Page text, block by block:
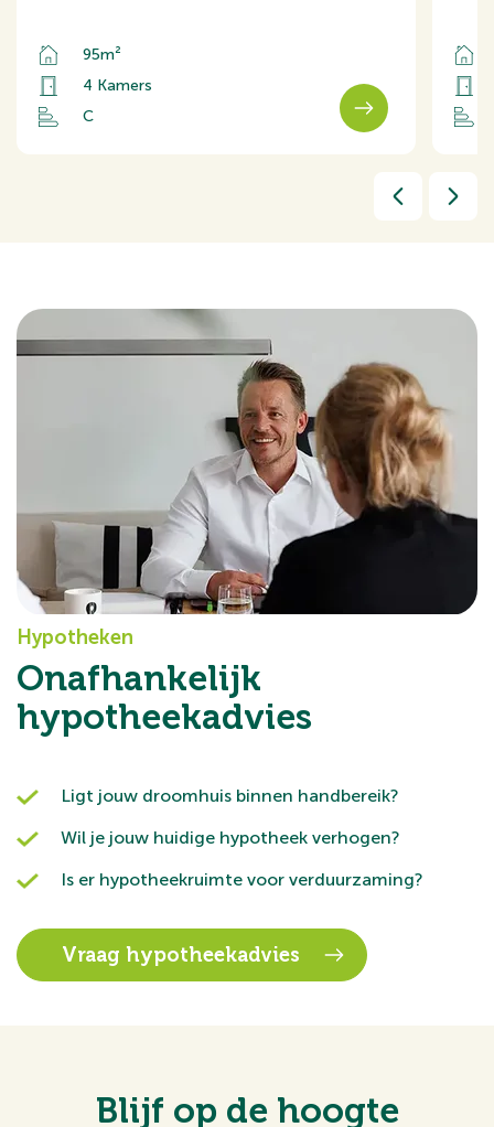
95m²
4 Kamers
C
Hypotheken
Onafhankelijk
hypotheekadvies
Ligt jouw droomhuis binnen handbereik?
Wil je jouw huidige hypotheek verhogen?
Is er hypotheekruimte voor verduurzaming?
Vraag hypotheekadvies
Blijf op de hoogte